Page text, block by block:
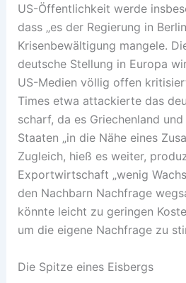
US-Öffentlichkeit werde
dass „es der Regierung in
Krisenbewältigung mangele.
deutsche Stellung in Europa
US-Medien völlig offen
Times etwa attackierte das
scharf, da es Griechenland
Staaten „in die Nähe eines
Zugleich, hieß es weiter,
Exportwirtschaft „wenig
den Nachbarn Nachfrage
könnte leicht zu geringen
um die eigene Nachfrage zu
Die Spitze eines Eisbergs